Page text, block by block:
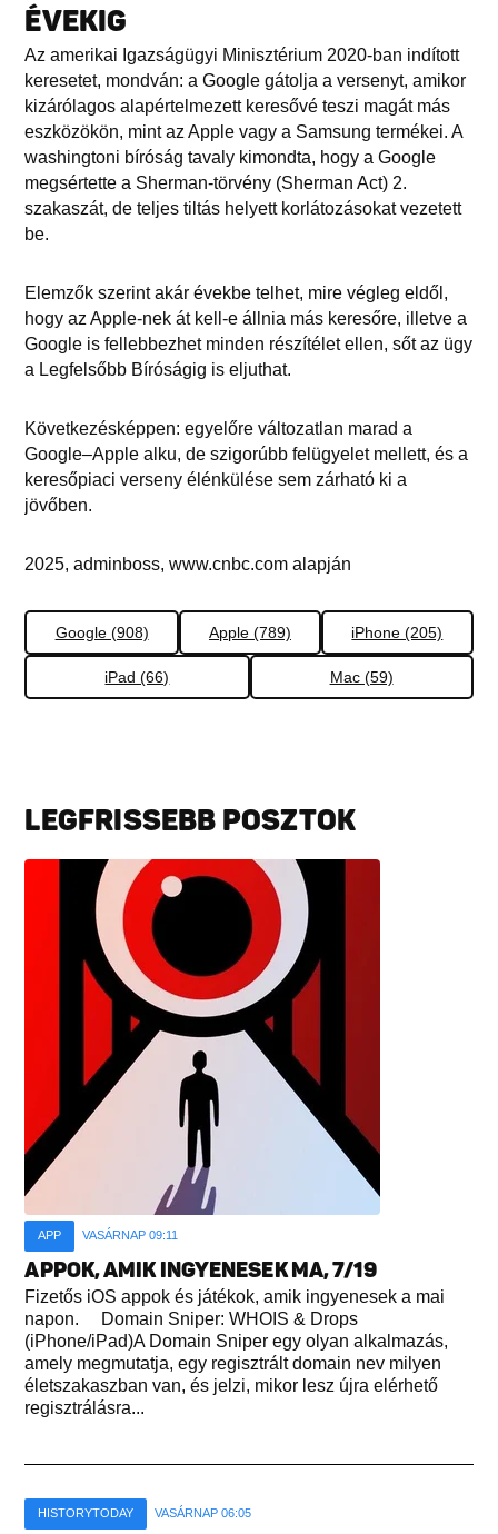
ÉVEKIG
Az amerikai Igazságügyi Minisztérium 2020-ban indított
keresetet, mondván: a Google gátolja a versenyt, amikor
kizárólagos alapértelmezett keresővé teszi magát más
eszközökön, mint az Apple vagy a Samsung termékei. A
washingtoni bíróság tavaly kimondta, hogy a Google
megsértette a Sherman-törvény (Sherman Act) 2.
szakaszát, de teljes tiltás helyett korlátozásokat vezetett
be.
Elemzők szerint akár évekbe telhet, mire végleg eldől,
hogy az Apple-nek át kell-e állnia más keresőre, illetve a
Google is fellebbezhet minden részítélet ellen, sőt az ügy
a Legfelsőbb Bíróságig is eljuthat.
Következésképpen: egyelőre változatlan marad a
Google–Apple alku, de szigorúbb felügyelet mellett, és a
keresőpiaci verseny élénkülése sem zárható ki a
jövőben.
2025, adminboss, www.cnbc.com alapján
Google (908) Apple (789) iPhone (205)
iPad (66) Mac (59)
LEGFRISSEBB POSZTOK
APP VASÁRNAP 09:11
APPOK, AMIK INGYENESEK MA, 7/19
Fizetős iOS appok és játékok, amik ingyenesek a mai
napon. Domain Sniper: WHOIS & Drops
(iPhone/iPad)A Domain Sniper egy olyan alkalmazás,
amely megmutatja, egy regisztrált domain nev milyen
életszakaszban van, és jelzi, mikor lesz újra elérhető
regisztrálásra...
HISTORYTODAY VASÁRNAP 06:05